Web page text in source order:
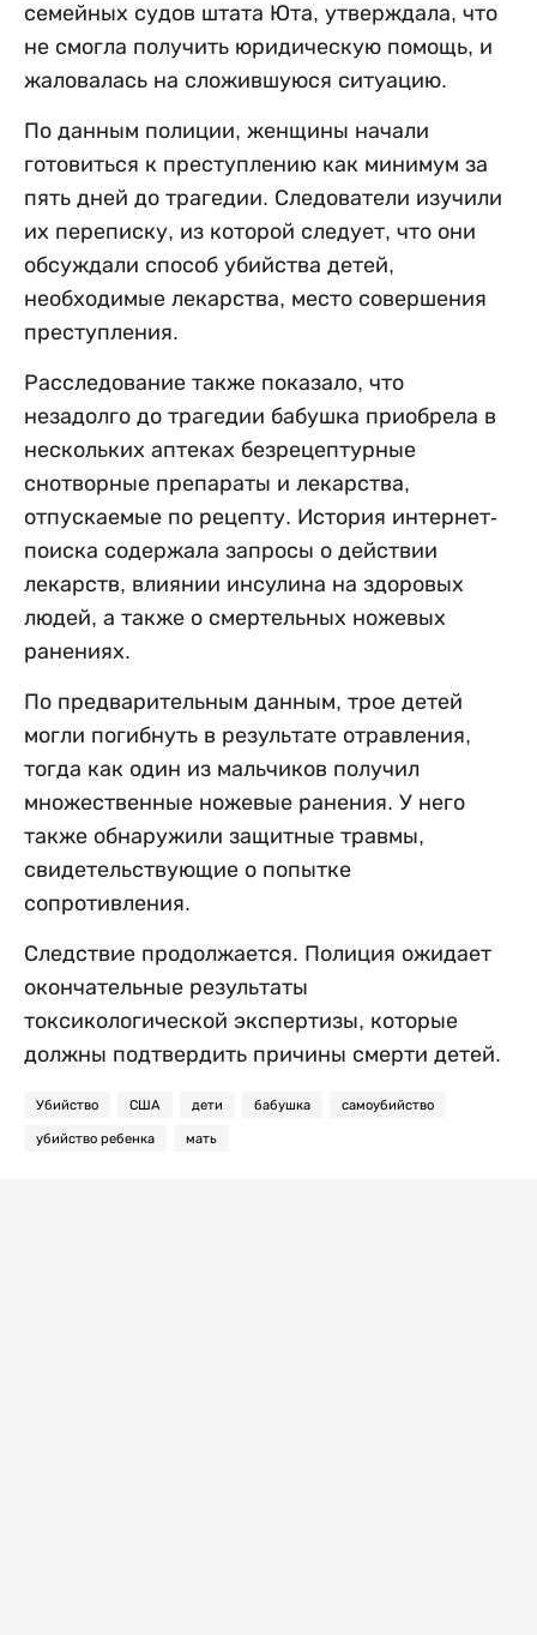
семейных судов штата Юта, утверждала, что
не смогла получить юридическую помощь, и
жаловалась на сложившуюся ситуацию.
По данным полиции, женщины начали
готовиться к преступлению как минимум за
пять дней до трагедии. Следователи изучили
их переписку, из которой следует, что они
обсуждали способ убийства детей,
необходимые лекарства, место совершения
преступления.
Расследование также показало, что
незадолго до трагедии бабушка приобрела в
нескольких аптеках безрецептурные
снотворные препараты и лекарства,
отпускаемые по рецепту. История интернет-
поиска содержала запросы о действии
лекарств, влиянии инсулина на здоровых
людей, а также о смертельных ножевых
ранениях.
По предварительным данным, трое детей
могли погибнуть в результате отравления,
тогда как один из мальчиков получил
множественные ножевые ранения. У него
также обнаружили защитные травмы,
свидетельствующие о попытке
сопротивления.
Следствие продолжается. Полиция ожидает
окончательные результаты
токсикологической экспертизы, которые
должны подтвердить причины смерти детей.
Убийство США дети бабушка самоубийство
убийство ребенка мать